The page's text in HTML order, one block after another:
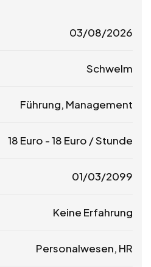
03/08/2026
Schwelm
Führung, Management
18 Euro -18 Euro / Stunde
01/03/2099
Keine Erfahrung
Personalwesen, HR